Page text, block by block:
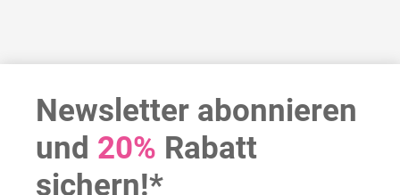
Newsletter abonnieren
und 20% Rabatt
sichern!*